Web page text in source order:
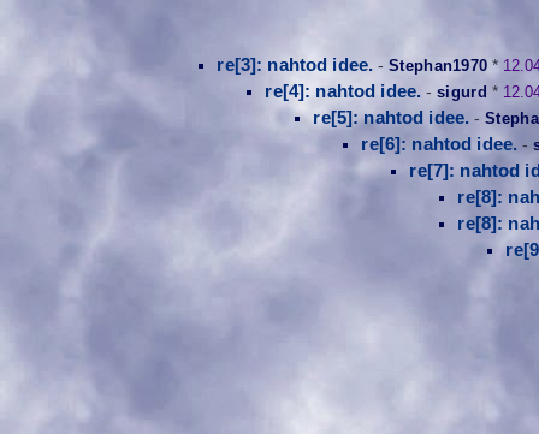
re[3]: nahtod idee. -Stephan1970 *
re[4]: nahtod idee. -sigurd *
re[5]: nahtod idee. -
re[6]: nahtod idee. -
re[7]: nahtod
re[8]:
re[8]: